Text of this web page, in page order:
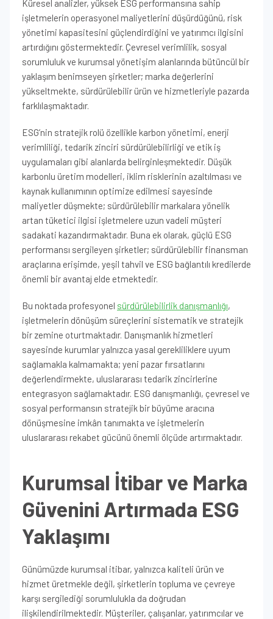
Küresel analizler, yüksek ESG performansına sahip
işletmelerin operasyonel maliyetlerini düşürdüğünü, risk
yönetimi kapasitesini güçlendirdiğini ve yatırımcı ilgisini
artırdığını göstermektedir. Çevresel verimlilik, sosyal
sorumluluk ve kurumsal yönetişim alanlarında bütüncül bir
yaklaşım benimseyen şirketler; marka değerlerini
yükseltmekte, sürdürülebilir ürün ve hizmetleriyle pazarda
farklılaşmaktadır.
ESG’nin stratejik rolü özellikle karbon yönetimi, enerji
verimliliği, tedarik zinciri sürdürülebilirliği ve etik iş
uygulamaları gibi alanlarda belirginleşmektedir. Düşük
karbonlu üretim modelleri, iklim risklerinin azaltılması ve
kaynak kullanımının optimize edilmesi sayesinde
maliyetler düşmekte; sürdürülebilir markalara yönelik
artan tüketici ilgisi işletmelere uzun vadeli müşteri
sadakati kazandırmaktadır. Buna ek olarak, güçlü ESG
performansı sergileyen şirketler; sürdürülebilir finansman
araçlarına erişimde, yeşil tahvil ve ESG bağlantılı kredilerde
önemli bir avantaj elde etmektedir.
Bu noktada profesyonel sürdürülebilirlik danışmanlığı,
işletmelerin dönüşüm süreçlerini sistematik ve stratejik
bir zemine oturtmaktadır. Danışmanlık hizmetleri
sayesinde kurumlar yalnızca yasal gerekliliklere uyum
sağlamakla kalmamakta; yeni pazar fırsatlarını
değerlendirmekte, uluslararası tedarik zincirlerine
entegrasyon sağlamaktadır. ESG danışmanlığı, çevresel ve
sosyal performansın stratejik bir büyüme aracına
dönüşmesine imkân tanımakta ve işletmelerin
uluslararası rekabet gücünü önemli ölçüde artırmaktadır.
Kurumsal İtibar ve Marka
Güvenini Artırmada ESG
Yaklaşımı
Günümüzde kurumsal itibar, yalnızca kaliteli ürün ve
hizmet üretmekle değil, şirketlerin topluma ve çevreye
karşı sergilediği sorumlulukla da doğrudan
ilişkilendirilmektedir. Müşteriler, çalışanlar, yatırımcılar ve